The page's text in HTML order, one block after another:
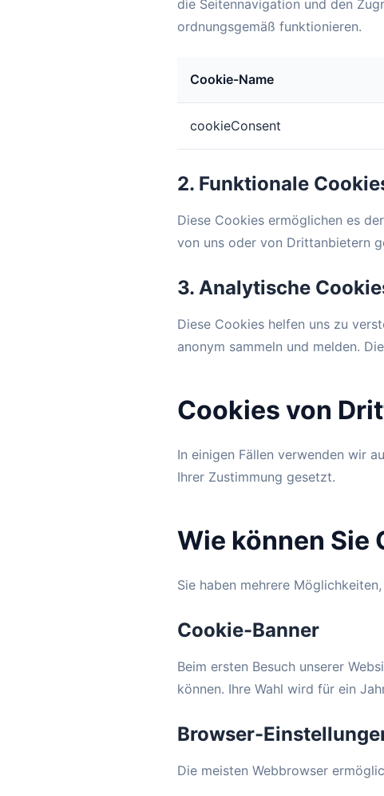
die Seitennavigation und den
ordnungsgemäß funktionieren.
Cookie-Name
cookieConsent
2. Funktionale
Diese Cookies ermöglichen es
von uns oder von Drittanbietern
3. Analytische
Diese Cookies helfen uns zu
anonym sammeln und melden.
Cookies von
In einigen Fällen verwenden wir
Ihrer Zustimmung gesetzt.
Wie können Sie
Sie haben mehrere
Cookie-Banner
Beim ersten Besuch unserer
können. Ihre Wahl wird für ein
Browser-
Die meisten Webbrowser